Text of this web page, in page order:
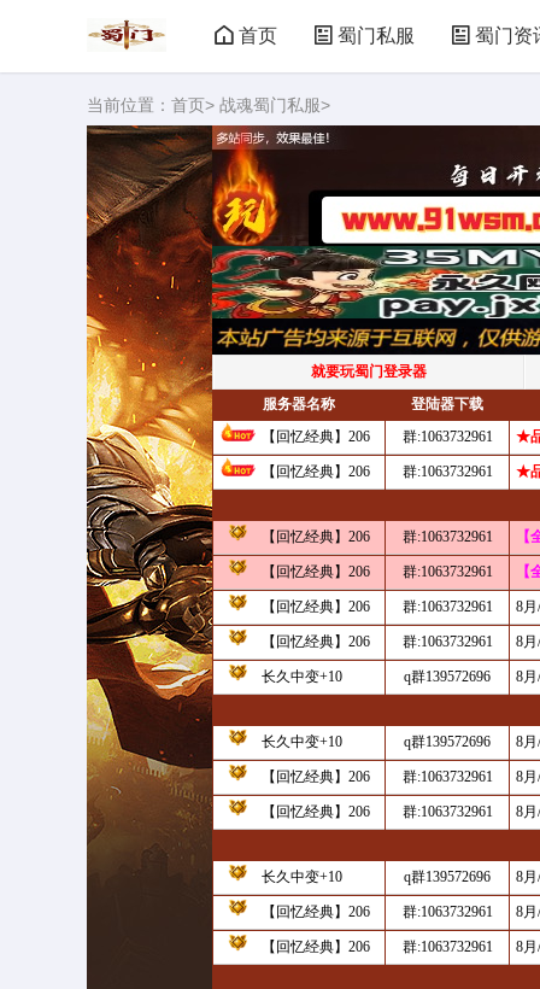
首页 蜀门私服 蜀门资
当前位置： 首页> 战魂蜀门私服>